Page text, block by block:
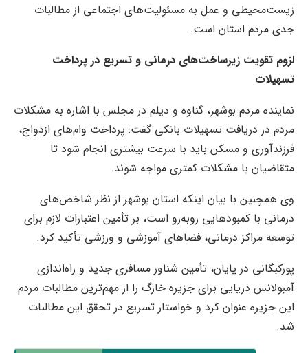
زیست‌محیطی و عمل به مسئولیت‌های اجتماعی از مطالبات
جدی مردم استان است.
لزوم تقویت زیرساخت‌های درمانی و تسریع در پرداخت
تسهیلات
نماینده مردم بوشهر، گناوه و دیلم در مجلس با اشاره به مشکلات
مردم در دریافت تسهیلات بانکی گفت: پرداخت وام‌های ازدواج،
فرزندآوری و مسکن باید با سرعت بیشتری انجام شود تا
متقاضیان با مشکلات کمتری مواجه شوند.
وی همچنین با بیان اینکه استان بوشهر از نظر شاخص‌های
درمانی با کمبودهایی روبه‌رو است، بر تأمین اعتبارات لازم برای
توسعه مراکز درمانی، فضاهای آموزشی و ورزشی تأکید کرد.
پورکبگانی در پایان، تأمین شناور مسافری جدید و راه‌اندازی
آمبولانس دریایی برای جزیره خارگ را از مهم‌ترین مطالبات مردم
این جزیره عنوان کرد و خواستار تسریع در تحقق این مطالبات
شد.